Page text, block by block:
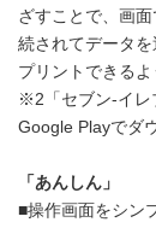
ざすことで、画
続されてデータ
プリントできるよ
※2「セブン‐イ
Google Playでダ
「あんしん」
■操作画面をシン